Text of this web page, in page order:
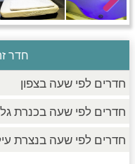
חדרים לפי שעה בכנרת
Next
חדר
חדרים לפי שעה בצפון
חדרים לפי שעה בכנרת
חדרים לפי שעה בנצרת